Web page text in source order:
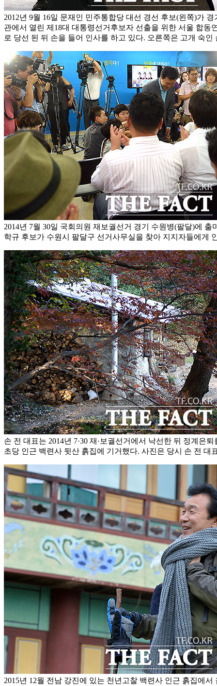
2012년 9월 16일 문재인 민주통합당 대선 경선 후보(왼쪽)가
관에서 열린 제18대 대통령선거후보자 선출을 위한 서울 합동
로 당선 된 뒤 손을 들어 인사를 하고 있다. 오른쪽은 고개 숙인
2014년 7월 30일 국회의원 재보궐선거 경기 수원병(팔달)에
학규 후보가 수원시 팔달구 선거사무실을 찾아 지지자들에게
손 전 대표는 2014년 7·30 재·보궐선거에서 낙선한 뒤 정계은
초당 인근 백련사 뒷산 흙집에 기거했다. 사진은 당시 손 전 대
2015년 12월 전남 강진에 있는 천년고찰 백련사 인근 흙집에